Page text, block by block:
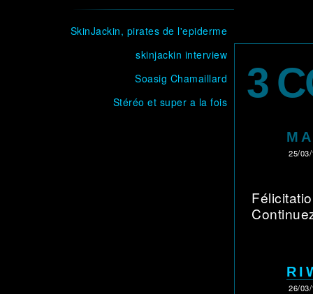
SkinJackin, pirates de l'epiderme
skinjackin interview
Soasig Chamaillard
Stéréo et super a la fois
3
25/
26/